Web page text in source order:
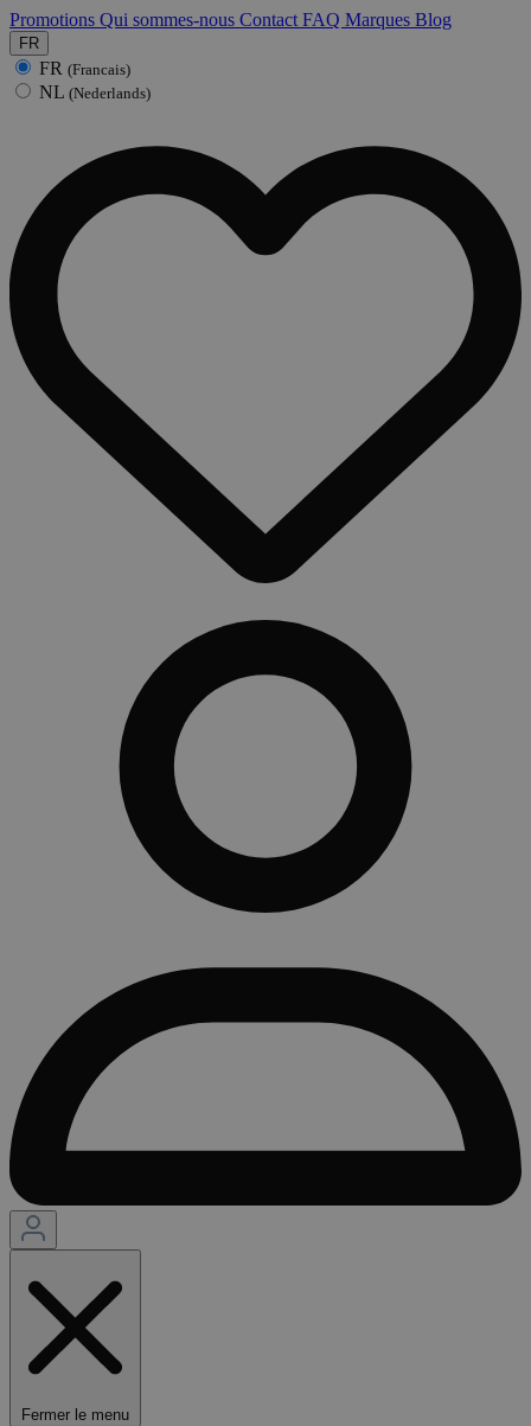
Promotions Qui sommes-nous Contact FAQ Marques Blog
FR
FR (Francais)
NL (Nederlands)
Fermer le menu